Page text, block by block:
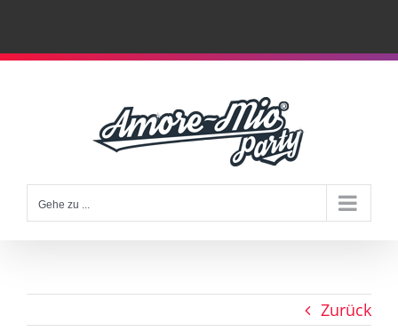
Zum
Gehe zu ...
Zurück